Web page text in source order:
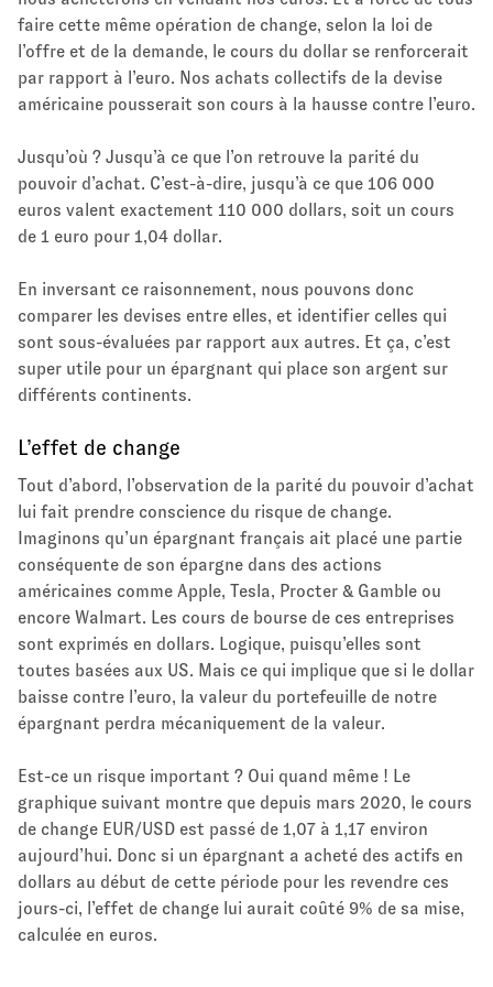
faire cette même opération de change, selon la loi de
l’offre et de la demande, le cours du dollar se renforcerait
par rapport à l’euro. Nos achats collectifs de la devise
américaine pousserait son cours à la hausse contre l’euro.
Jusqu’où ? Jusqu’à ce que l’on retrouve la parité du
pouvoir d’achat. C’est-à-dire, jusqu’à ce que 106 000
euros valent exactement 110 000 dollars, soit un cours
de 1 euro pour 1,04 dollar.
En inversant ce raisonnement, nous pouvons donc
comparer les devises entre elles, et identifier celles qui
sont sous-évaluées par rapport aux autres. Et ça, c’est
super utile pour un épargnant qui place son argent sur
différents continents.
L’effet de change
Tout d’abord, l’observation de la parité du pouvoir d’achat
lui fait prendre conscience du risque de change.
Imaginons qu’un épargnant français ait placé une partie
conséquente de son épargne dans des actions
américaines comme Apple, Tesla, Procter & Gamble ou
encore Walmart. Les cours de bourse de ces entreprises
sont exprimés en dollars. Logique, puisqu’elles sont
toutes basées aux US. Mais ce qui implique que si le dollar
baisse contre l’euro, la valeur du portefeuille de notre
épargnant perdra mécaniquement de la valeur.
Est-ce un risque important ? Oui quand même ! Le
graphique suivant montre que depuis mars 2020, le cours
de change EUR/USD est passé de 1,07 à 1,17 environ
aujourd’hui. Donc si un épargnant a acheté des actifs en
dollars au début de cette période pour les revendre ces
jours-ci, l’effet de change lui aurait coûté 9% de sa mise,
calculée en euros.